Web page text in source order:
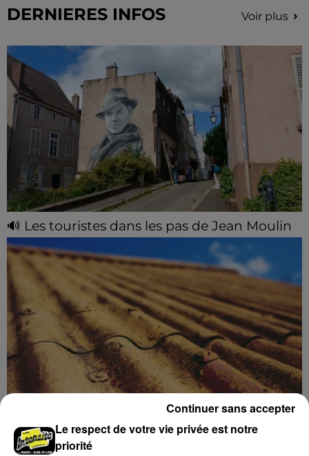
DERNIERES INFOS Voir plus
🔊 Les touristes dans les pas de Jean Moulin
Le « tourisme de mémoire » s'invite dans les sorties
estivales de Chartres Tourisme.
Le SICTOM BBI collecte vos déchets
amiantés
La collecte se fait sous conditions et pour un nombre
Le respect de votre vie privée est notre
priorité
Continuer sans accepter